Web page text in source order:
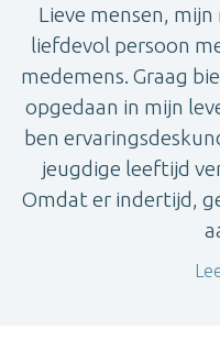
Lieve mensen, mijn
liefdevol persoon
medemens. Graag
opgedaan in mijn
ben
jeugdige leeftijd
Omdat er indertijd,